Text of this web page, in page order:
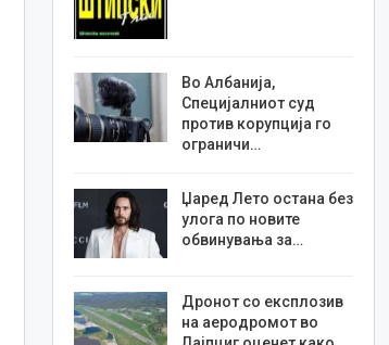
Во Албанија,
Специјалниот суд
против корупција го
ограничи…
Џаред Лето остана без
улога по новите
обвинувања за…
Дронот со експлозив
на аеродромот во